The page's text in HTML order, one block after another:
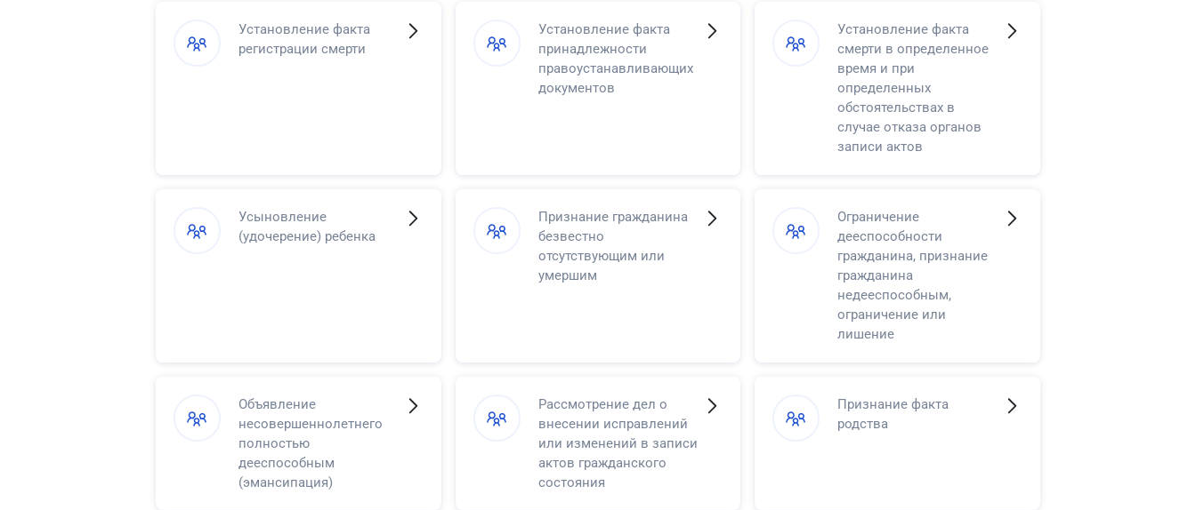
Установление факта
регистрации смерти
Установление факта
принадлежности
правоустанавливающих
документов
Установление факта
смерти в определенное
время и при
определенных
обстоятельствах в
случае отказа органов
записи актов
Усыновление
(удочерение) ребенка
Признание гражданина
безвестно
отсутствующим или
умершим
Ограничение
дееспособности
гражданина, признание
гражданина
недееспособным,
ограничение или
лишение
восемнадцати лет права
самостоятельно
Объявление
несовершеннолетнего
полностью
дееспособным
(эмансипация)
Рассмотрение дел о
внесении исправлений
или изменений в записи
актов гражданского
состояния
Признание факта
родства